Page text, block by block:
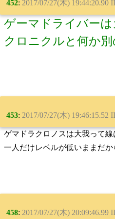
452: 2017/07/27(木) 19:44:20.90
ゲーマドライバー
クロニクルと何か
453: 2017/07/27(木) 19:46:15.52
ゲマドラクロノスは大我って線
一人だけレベルが低いままだ
458: 2017/07/27(木) 20:09:46.99